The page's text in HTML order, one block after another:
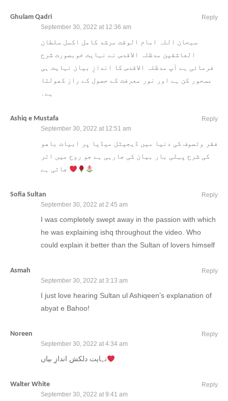
Ghulam Qadri
September 30, 2022 at 12:36 am
سبحان اللہ امام الوقت مرشد کامل اکمل سلطان
العاشقین مدظلہ الاقدس نے نہایت خوبصورت شرح
فرمائی ہے آپ مدظلہ الاقدس کا اندازِ بیان نہایت ہی
مسحور کن ہے اور نور معرفت کے حصول کے راز کھولتا
ہے۔
Reply
Ashiq e Mustafa
September 30, 2022 at 12:51 am
فقر وتصوف کی دنیا میں ڈیجیٹل میڈیا پر ابیات باھو
کی شرح پہلی بار بیان کی جارہی ہے جو روح میں اتر
Reply
Sofia Sultan
September 30, 2022 at 2:45 am
I was completely swept away in the passion with which
he was explaining ishq throughout the video. Who
could explain it better than the Sultan of lovers himself
Reply
Asmah
September 30, 2022 at 3:13 am
I just love hearing Sultan ul Ashiqeen’s explanation of
abyat e Bahoo!
Reply
Noreen
September 30, 2022 at 4:34 am
نہایت دلکش اندازِ بیاں
Reply
Walter White
September 30, 2022 at 9:41 am
Reply